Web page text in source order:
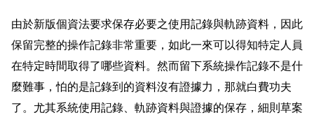
由於新版個資法要求保存必要之使用記錄與軌跡資料，因此
保留完整的操作記錄非常重要，如此一來可以得知特定人員
在特定時間取得了哪些資料。然而留下系統操作記錄不是什
麼難事，怕的是記錄到的資料沒有證據力，那就白費功夫
了。尤其系統使用記錄、軌跡資料與證據的保存，細則草案